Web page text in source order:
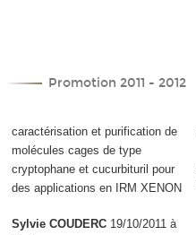
Promotion 2011 - 2012
caractérisation et purification de
molécules cages de type
cryptophane et cucurbituril pour
des applications en IRM XENON
Sylvie COUDERC 19/10/2011 à